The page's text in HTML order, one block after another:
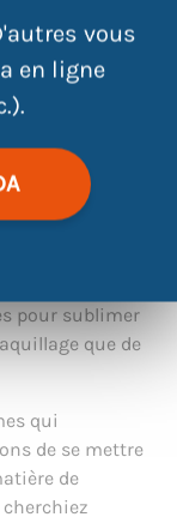
vous
en ligne
contributors
une
et à la
pour sublimer
que de
qui
de se mettre
de